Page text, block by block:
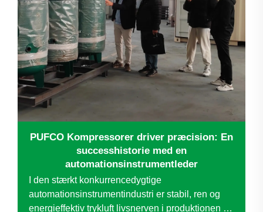
PUFCO Kompressorer driver præcision: En
successhistorie med en
automationsinstrumentleder
I den stærkt konkurrencedygtige
automationsinstrumentindustri er stabil, ren og
energieffektiv trykluft livsnerven i produktionen –